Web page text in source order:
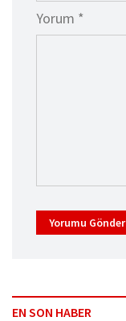
Yorum *
Yorumu Gönder
EN SON HABER